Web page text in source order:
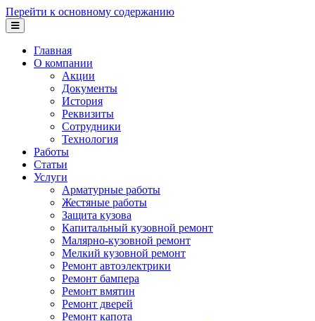
Перейти к основному содержанию
Главная
О компании
Акции
Документы
История
Реквизиты
Сотрудники
Технология
Работы
Статьи
Услуги
Арматурные работы
Жестяные работы
Защита кузова
Капитальный кузовной ремонт
Малярно-кузовной ремонт
Мелкий кузовной ремонт
Ремонт автоэлектрики
Ремонт бампера
Ремонт вмятин
Ремонт дверей
Ремонт капота